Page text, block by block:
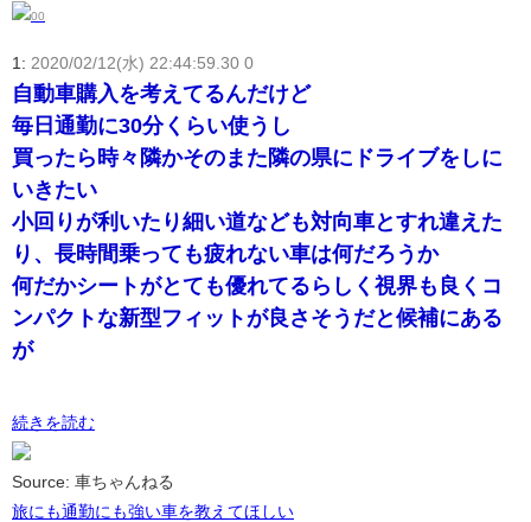
1: 2020/02/12(水) 22:44:59.30 0
自動車購入を考えてるんだけど
毎日通勤に30分くらい使うし
買ったら時々隣かそのまた隣の県にドライブをしに
いきたい
小回りが利いたり細い道なども対向車とすれ違えた
り、長時間乗っても疲れない車は何だろうか
何だかシートがとても優れてるらしく視界も良くコ
ンパクトな新型フィットが良さそうだと候補にある
が
続きを読む
Source: 車ちゃんねる
旅にも通勤にも強い車を教えてほしい